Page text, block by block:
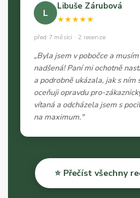
L
Libuše Zárubová
★★★★★
před 7 měsíci · 2 recenze
„Byla jsem v pobočce a
nadšená! Paní mi ochotně
a podrobně ukázala, jak s ním
oceňuji opravdu pro-
vítaná a odcházela jsem s
na maximum."
⭐ Přečíst všechny